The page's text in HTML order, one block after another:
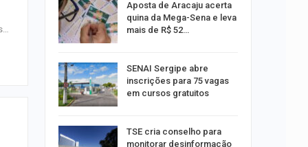
Aposta de Aracaju acerta
quina da Mega-Sena e leva
mais de R$ 52…
SENAI Sergipe abre
inscrições para 75 vagas
em cursos gratuitos
TSE cria conselho para
monitorar desinformação